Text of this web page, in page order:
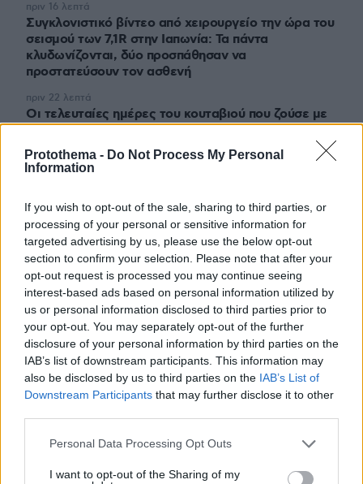
Protothema - Do Not Process My Personal
Information
If you wish to opt-out of the sale, sharing to third parties, or
processing of your personal or sensitive information for
targeted advertising by us, please use the below opt-out
section to confirm your selection. Please note that after your
opt-out request is processed you may continue seeing
interest-based ads based on personal information utilized by
us or personal information disclosed to third parties prior to
your opt-out. You may separately opt-out of the further
disclosure of your personal information by third parties on the
IAB’s list of downstream participants. This information may
also be disclosed by us to third parties on the IAB’s List of
Downstream Participants that may further disclose it to other
Please note that this website/app uses one or more Google
not limited to your visit or usage behaviour. You may click to
Personal Data Processing Opt Outs
I want to opt-out of the Sharing of my
Συγκλονιστικό βίντεο από χειρουργείο την ώρα του
σεισμού των 7,1R στην Ιαπωνία: Τα πάντα
κλυδωνίζονται, δύο προσπάθησαν να
προστατεύσουν τον ασθενή
πριν 16 λεπτά
Οι τελευταίες ημέρες του κουταβιού που ζούσε με
λύκους στην Κεντρική Μακεδονία - Γιατί δεν
περισυνελέγη
πριν 22 λεπτά
Μητσιά να τραγουδάει τον «Γιάννη τον φονιά»; Πού
σταματάει ο νόμος για τα πνευματικά δικαιώματα
πριν 25 λεπτά
Πετρέλαιο: Πιάνει και πάλι τα 83 δολάρια το Brent
μετά το σχέδιο του Ιράν για τα Στενά του Ορμούζ
πριν 27 λεπτά
Μαθητής άνοιξε πυρ μέσα σε σχολείο στην
Ταϊλάνδη, τουλάχιστον ένας νεκρός
πριν 29 λεπτά
Το νέο σχέδιο για τη βιομηχανία: Οι
μεταρρυθμίσεις, οι επενδύσεις και οι νέες
πριν μία ώρα
«Δεν το πιστεύουμε», λένε οι Αμερικανοί που
υιοθέτησαν τον Αφγανό στη Λέσβο - Η αρχική
πριν μία ώρα